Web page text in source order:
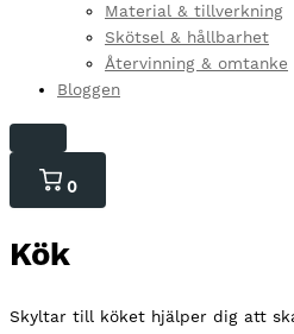
Material & tillverkning
Skötsel & hållbarhet
Återvinning & omtanke
Bloggen
0
0
varor
kundvagnen
Kök
Skyltar till köket hjälper dig att